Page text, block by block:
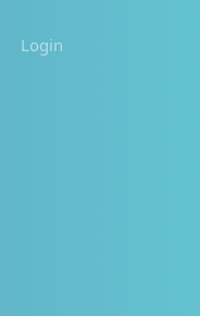
Login